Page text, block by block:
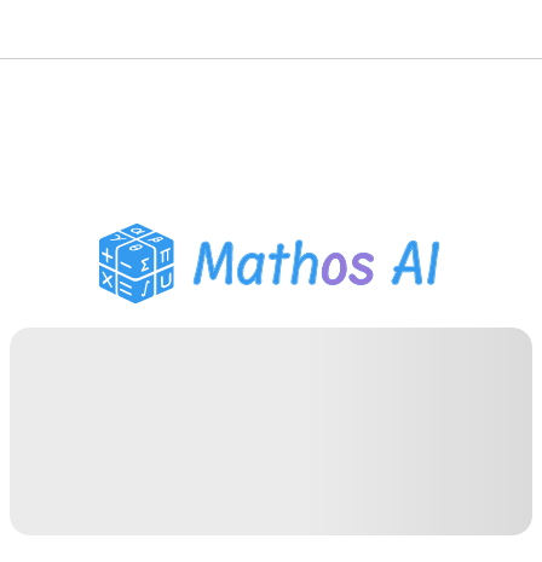
PDF Läxhjälp
Studieverktyg